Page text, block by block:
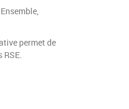
permet de